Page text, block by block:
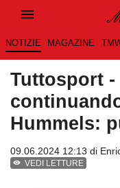
NOTIZIE MAGAZINE
Tuttosport
Hummels:
09.06.2024 12:13 di
VEDI LETTURE